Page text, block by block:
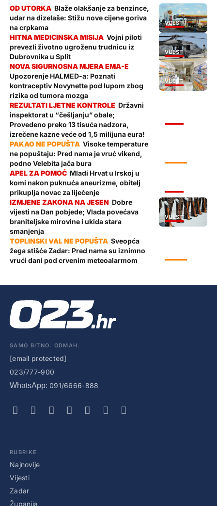
VIJESTI
Blaže olakšanje za benzince,
udar na dizelaše: Stižu nove cijene goriva
na crpkama
VIJESTI
Vojni piloti
prevezli životno ugroženu trudnicu iz
Dubrovnika u Split
VIJESTI
Upozorenje HALMED-a: Poznati
kontraceptiv Novynette pod lupom zbog
rizika od tumora mozga
Državni
inspektorat u “češljanju” obale;
Provedeno preko 13 tisuća nadzora,
izrečene kazne veće od 1,5 milijuna eura!
Visoke temperature
ne popuštaju: Pred nama je vruć vikend,
podno Velebita jača bura
Mladi Hrvat u Irskoj u
komi nakon puknuća aneurizme, obitelj
prikuplja novac za liječenje
VIJESTI
Dobre
vijesti na Dan pobjede; Vlada povećava
braniteljske mirovine i ukida stara
smanjenja
Sveopća
žega stišće Zadar: Pred nama su iznimno
vrući dani pod crvenim meteoalarmom
SAMO BITNO. ODMAH.
[email protected]
023/777-900
WhatsApp: 091/6666-888
RUBRIKE
Najnovije
Vijesti
Zadar
Županija